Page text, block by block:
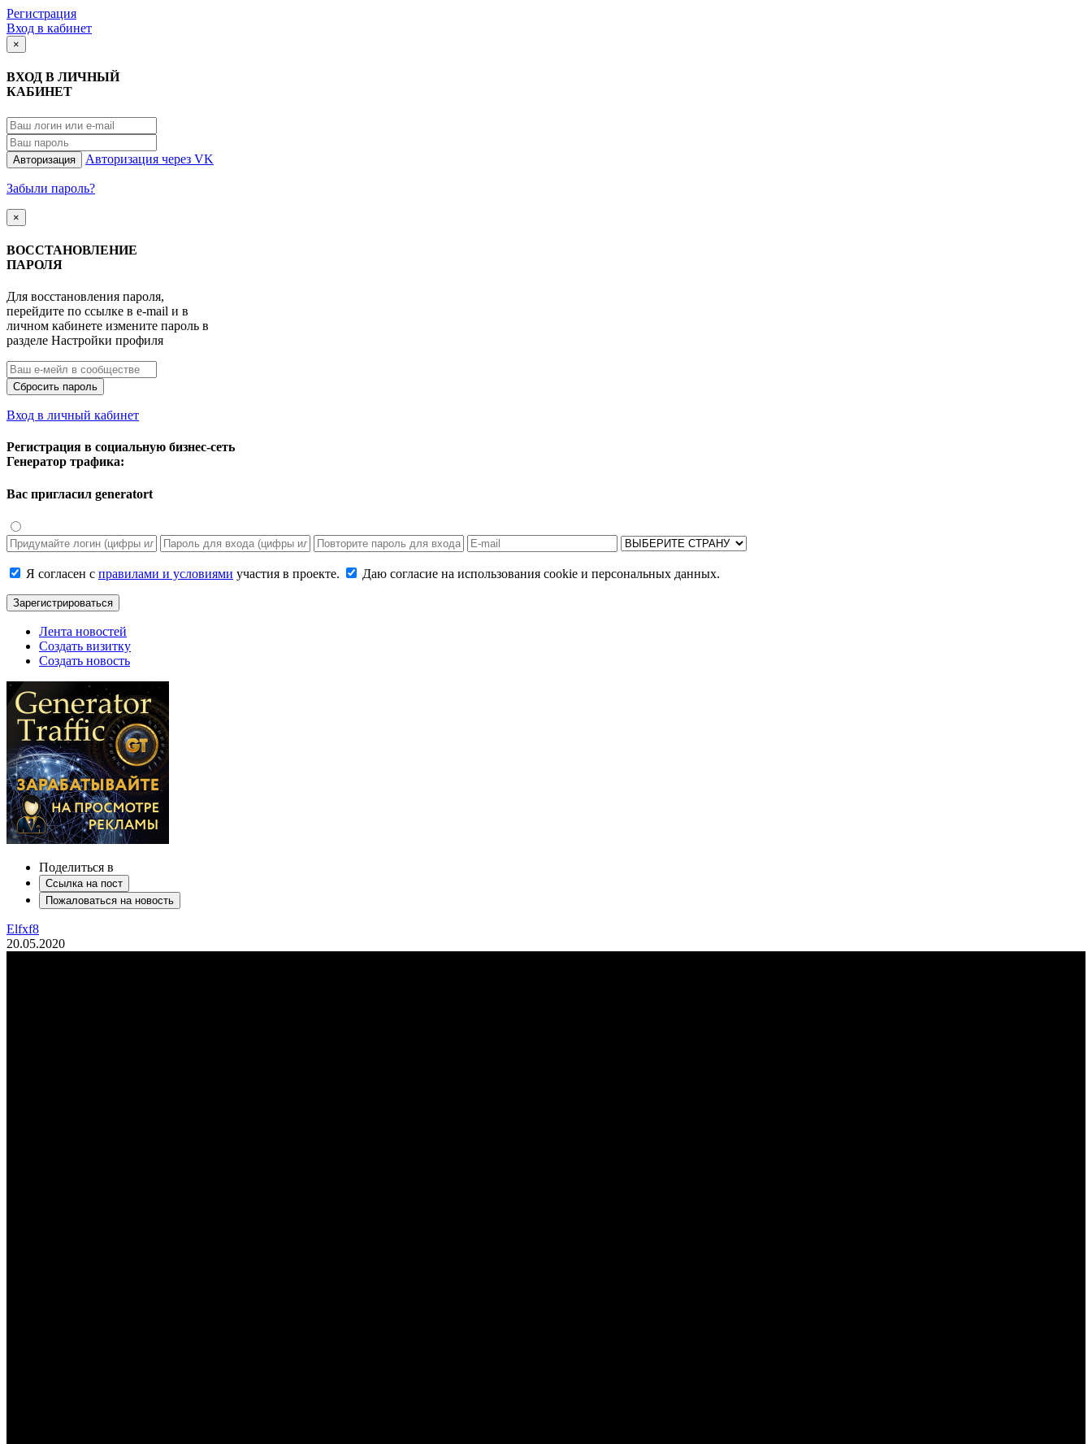
Регистрация
Вход в кабинет
×
ВХОД В ЛИЧНЫЙ
КАБИНЕТ
Авторизация Авторизация через VK
Забыли пароль?
×
ВОССТАНОВЛЕНИЕ
ПАРОЛЯ
Для восстановления пароля,
перейдите по ссылке в e-mail и в
личном кабинете измените пароль в
разделе Настройки профиля
Сбросить пароль
Вход в личный кабинет
Регистрация в социальную бизнес-сеть
Генератор трафика:
Вас пригласил generatort
Я согласен с правилами и условиями участия в проекте. Даю согласие на использования cookie и персональных данных.
Зарегистрироваться
Лента новостей
Создать визитку
Создать новость
Поделиться в
Ссылка на пост
Пожаловаться на новость
Elfxf8
20.05.2020